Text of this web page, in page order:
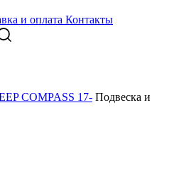
и оплата Контакты
COMPASS 17- Подвеска и